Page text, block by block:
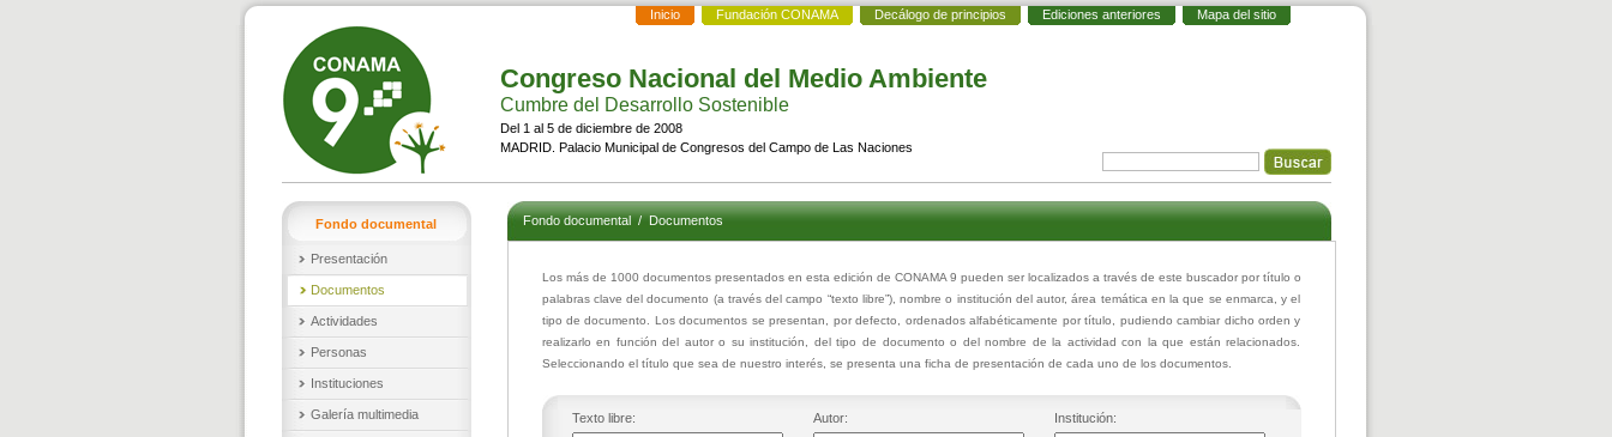
Inicio Fundación CONAMA Decálogo de principios Ediciones anteriores Mapa del sitio
Congreso Nacional del Medio Ambiente
Cumbre del Desarrollo Sostenible
Del 1 al 5 de diciembre de 2008
MADRID. Palacio Municipal de Congresos del Campo de Las Naciones
Fondo documental
Presentación
Documentos
Actividades
Personas
Instituciones
Galería multimedia
Fondo documental/Documentos
Los más de 1000 documentos presentados en esta edición de CONAMA 9 pueden ser localizados a través de este buscador por título o
palabras clave del documento (a través del campo “texto libre”), nombre o institución del autor, área temática en la que se enmarca, y el
tipo de documento. Los documentos se presentan, por defecto, ordenados alfabéticamente por título, pudiendo cambiar dicho orden y
realizarlo en función del autor o su institución, del tipo de documento o del nombre de la actividad con la que están relacionados.
Seleccionando el título que sea de nuestro interés, se presenta una ficha de presentación de cada uno de los documentos.
Texto libre: Autor: Institución: